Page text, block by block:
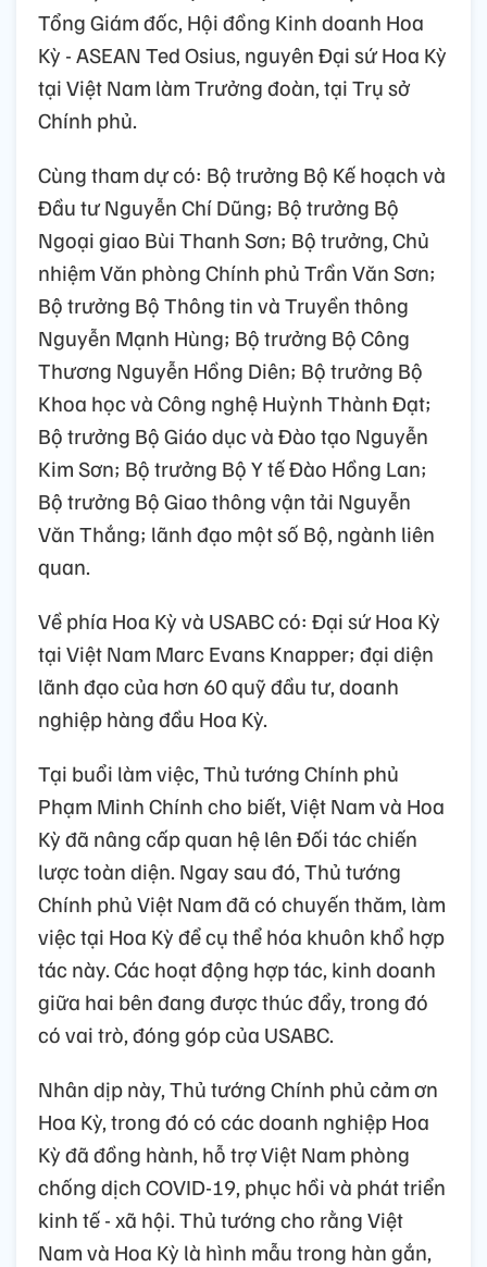
Tổng Giám đốc, Hội đồng Kinh doanh Hoa
Kỳ - ASEAN Ted Osius, nguyên Đại sứ Hoa Kỳ
tại Việt Nam làm Trưởng đoàn, tại Trụ sở
Chính phủ.
Cùng tham dự có: Bộ trưởng Bộ Kế hoạch và
Đầu tư Nguyễn Chí Dũng; Bộ trưởng Bộ
Ngoại giao Bùi Thanh Sơn; Bộ trưởng, Chủ
nhiệm Văn phòng Chính phủ Trần Văn Sơn;
Bộ trưởng Bộ Thông tin và Truyền thông
Nguyễn Mạnh Hùng; Bộ trưởng Bộ Công
Thương Nguyễn Hồng Diên; Bộ trưởng Bộ
Khoa học và Công nghệ Huỳnh Thành Đạt;
Bộ trưởng Bộ Giáo dục và Đào tạo Nguyễn
Kim Sơn; Bộ trưởng Bộ Y tế Đào Hồng Lan;
Bộ trưởng Bộ Giao thông vận tải Nguyễn
Văn Thắng; lãnh đạo một số Bộ, ngành liên
quan.
Về phía Hoa Kỳ và USABC có: Đại sứ Hoa Kỳ
tại Việt Nam Marc Evans Knapper; đại diện
lãnh đạo của hơn 60 quỹ đầu tư, doanh
nghiệp hàng đầu Hoa Kỳ.
Tại buổi làm việc, Thủ tướng Chính phủ
Phạm Minh Chính cho biết, Việt Nam và Hoa
Kỳ đã nâng cấp quan hệ lên Đối tác chiến
lược toàn diện. Ngay sau đó, Thủ tướng
Chính phủ Việt Nam đã có chuyến thăm, làm
việc tại Hoa Kỳ để cụ thể hóa khuôn khổ hợp
tác này. Các hoạt động hợp tác, kinh doanh
giữa hai bên đang được thúc đẩy, trong đó
có vai trò, đóng góp của USABC.
Nhân dịp này, Thủ tướng Chính phủ cảm ơn
Hoa Kỳ, trong đó có các doanh nghiệp Hoa
Kỳ đã đồng hành, hỗ trợ Việt Nam phòng
chống dịch COVID-19, phục hồi và phát triển
kinh tế - xã hội. Thủ tướng cho rằng Việt
Nam và Hoa Kỳ là hình mẫu trong hàn gắn,